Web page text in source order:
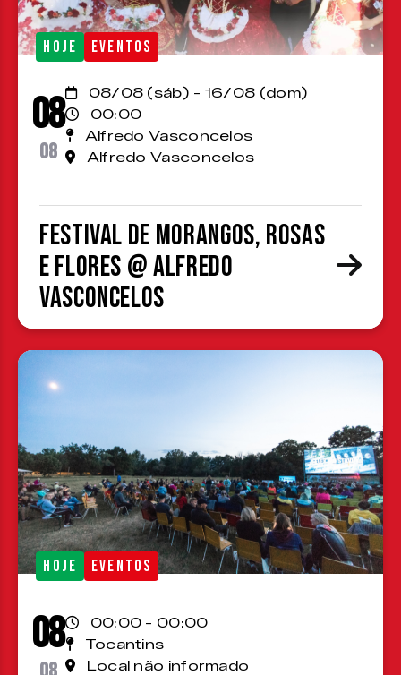
HOJE EVENTOS
08
08
08/08 (sáb) - 16/08 (dom)
00:00
Alfredo Vasconcelos
Alfredo Vasconcelos
Festival de Morangos, Rosas
e Flores @ Alfredo
Vasconcelos
HOJE EVENTOS
08
00:00 - 00:00
Tocantins
Local não informado